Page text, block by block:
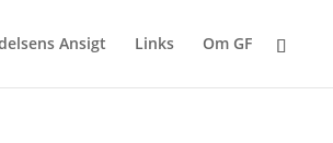
Ansigt Links Om GF